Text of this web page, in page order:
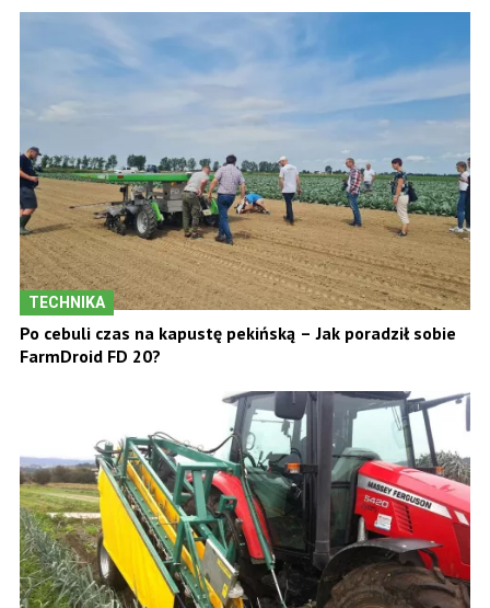
TECHNIKA
Po cebuli czas na kapustę pekińską – Jak poradził sobie
FarmDroid FD 20?